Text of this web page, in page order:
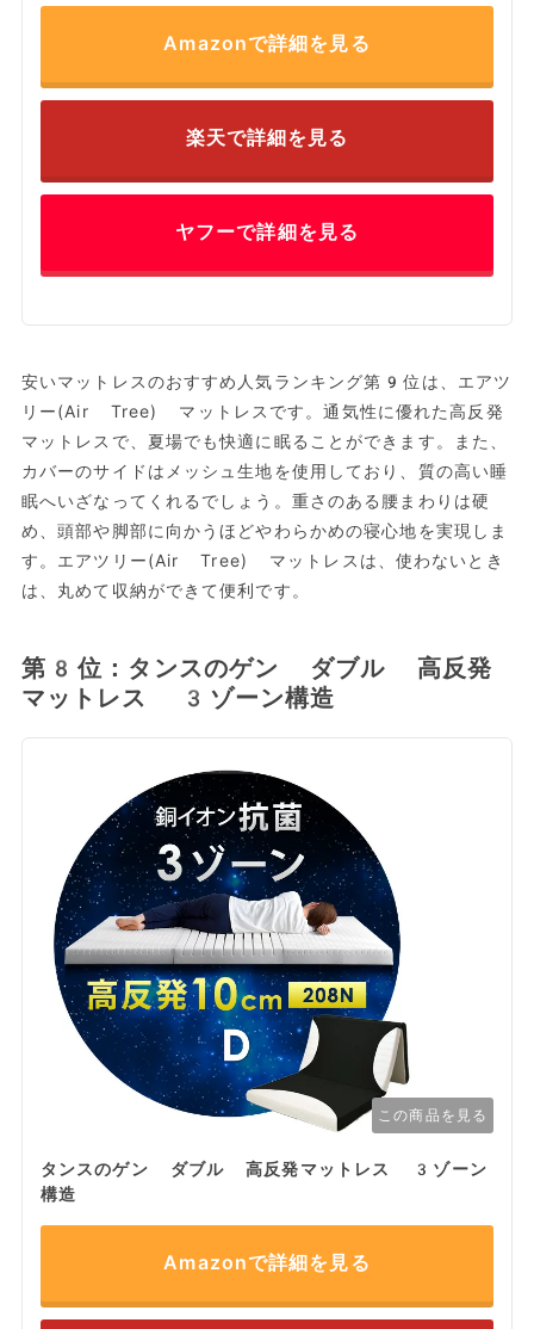
Amazonで詳細を見る
楽天で詳細を見る
ヤフーで詳細を見る
安いマットレスのおすすめ人気ランキング第9位は、エアツ
リー(Air Tree) マットレスです。通気性に優れた高反発
マットレスで、夏場でも快適に眠ることができます。また、
カバーのサイドはメッシュ生地を使用しており、質の高い睡
眠へいざなってくれるでしょう。重さのある腰まわりは硬
め、頭部や脚部に向かうほどやわらかめの寝心地を実現しま
す。エアツリー(Air Tree) マットレスは、使わないとき
は、丸めて収納ができて便利です。
第8位：タンスのゲン ダブル 高反発
マットレス 3ゾーン構造
この商品を見る
タンスのゲン ダブル 高反発マットレス 3ゾーン
構造
Amazonで詳細を見る